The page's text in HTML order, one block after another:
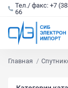
Тел./ факс: +7
66
Главная